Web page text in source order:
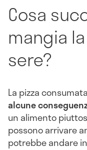
Cosa
mangia
sere?
La pizza
alcune
un alimento
possono arrivare
potrebbe andare